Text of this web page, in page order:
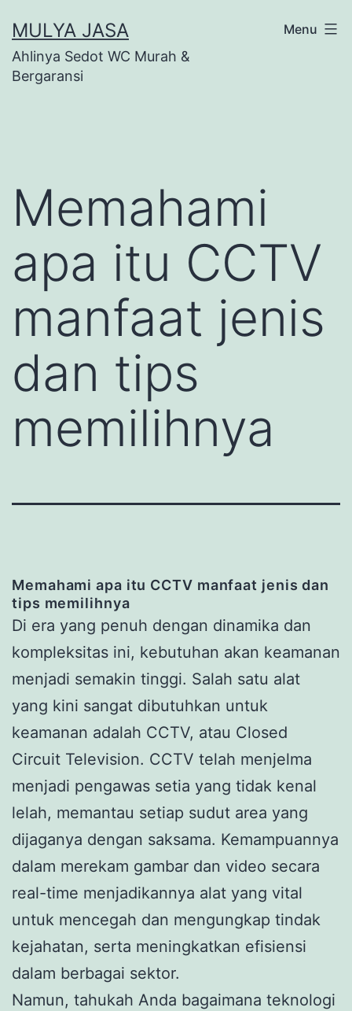
to
content
MULYA JASA
Ahlinya Sedot WC Murah &
Bergaransi
Menu
Memahami
apa itu CCTV
manfaat jenis
dan tips
memilihnya
Memahami apa itu CCTV manfaat jenis dan
tips memilihnya
Di era yang penuh dengan dinamika dan
kompleksitas ini, kebutuhan akan keamanan
menjadi semakin tinggi. Salah satu alat
yang kini sangat dibutuhkan untuk
keamanan adalah CCTV, atau Closed
Circuit Television. CCTV telah menjelma
menjadi pengawas setia yang tidak kenal
lelah, memantau setiap sudut area yang
dijaganya dengan saksama. Kemampuannya
dalam merekam gambar dan video secara
real-time menjadikannya alat yang vital
untuk mencegah dan mengungkap tindak
kejahatan, serta meningkatkan efisiensi
dalam berbagai sektor.
Namun, tahukah Anda bagaimana teknologi